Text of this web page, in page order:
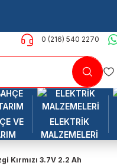
0 (216) 540 2270
VE
ELEKTRİK
MALZEMELERİ
Kırmızı 3.7V 2.2 Ah